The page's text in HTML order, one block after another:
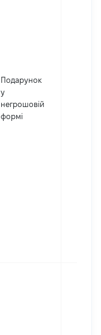
Подарунок
у
негрошовій
формі